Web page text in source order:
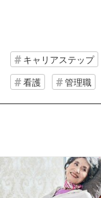
キャリアステップ
看護
管理職